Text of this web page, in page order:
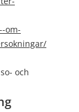
om-
och